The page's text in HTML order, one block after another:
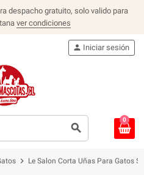
despacho gratuito, solo valido para
ver condiciones
search
person Iniciar sesión
0
chevron_right Le Salon Corta Uñas Para Gatos